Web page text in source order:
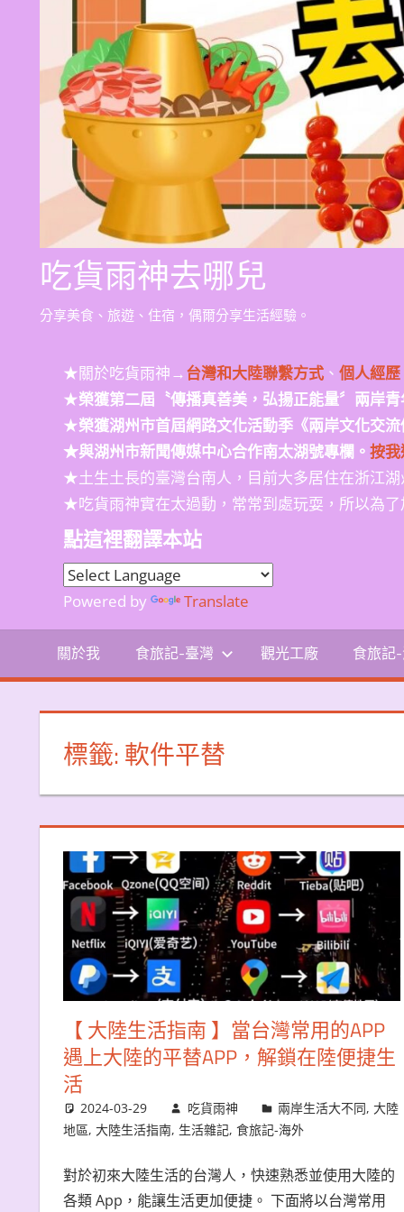
吃貨雨神去哪兒
分享美食、旅遊、住宿，偶爾分享生活經驗。
★關於吃貨雨神→台灣和大陸聯繫方式、 個人經歷
★榮獲第二屆〝傳播真善美，弘揚正能量〞兩岸
★榮獲湖州市首屆網路文化活動季《兩岸文化交流
★與湖州市新聞傳媒中心合作南太湖號專欄。 按
★土生土長的臺灣台南人，目前大多居住在浙江湖
★吃貨雨神實在太過動，常常到處玩耍，所以為
點這裡翻譯本站
Powered by Translate
關於我 食旅記-臺灣 觀光工廠 食旅記
標籤:軟件平替
【 大陸生活指南 】當台灣常用的APP
遇上大陸的平替APP，解鎖在陸便捷生
活
2024-03-29 吃貨雨神 兩岸生活大不同,大陸
地區, 大陸生活指南, 生活雜記, 食旅記-海外
對於初來大陸生活的台灣人，快速熟悉並使用大陸的
各類 App，能讓生活更加便捷。 下面將以台灣常用